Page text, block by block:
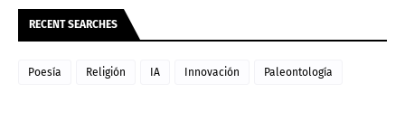
RECENT SEARCHES
Poesía Religión IA Innovación Paleontología